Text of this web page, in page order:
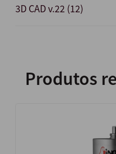
3D CAD v.22 (12)
Produtos